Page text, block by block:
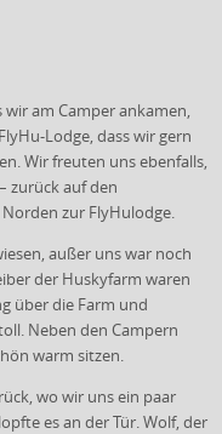
wir am Camper ankamen,
Lodge, dass wir gern
Wir freuten uns ebenfalls,
zurück auf den
zur FlyHulodge.
außer uns war noch
der Huskyfarm waren
über die Farm und
Neben den Campern
warm sitzen.
wo wir uns ein paar
es an der Tür. Wolf, der